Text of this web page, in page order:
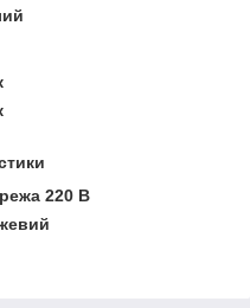
220 В